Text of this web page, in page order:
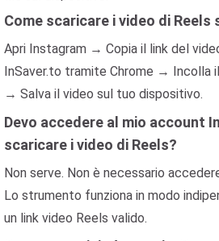
Come scaricare i video di Reels
Apri Instagram → Copia il link del
InSaver.to tramite Chrome → Incolla
→ Salva il video sul tuo dispositivo.
Devo accedere al mio account
scaricare i video di Reels?
Non serve. Non è necessario
Lo strumento funziona in modo
un link video Reels valido.